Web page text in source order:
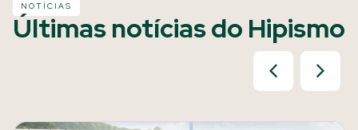
NOTÍCIAS
Últimas notícias do Hipismo